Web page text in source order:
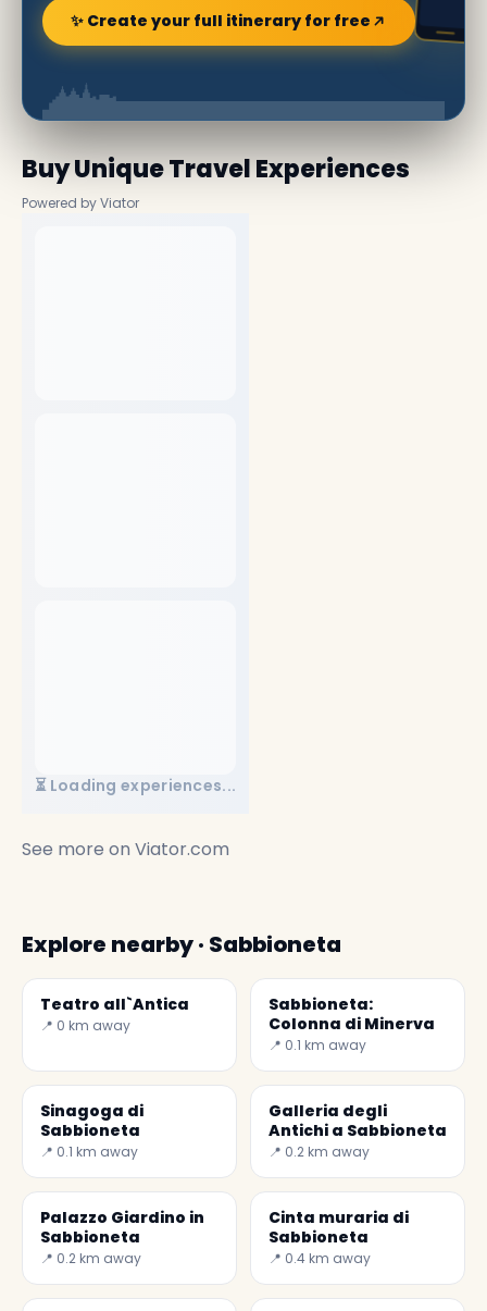
✨ Create your full itinerary for free
Buy Unique Travel Experiences
Powered by Viator
⏳ Loading experiences...
See more on Viator.com
Explore nearby · Sabbioneta
Teatro all`Antica
📍 0 km away
Sabbioneta:
Colonna di Minerva
📍 0.1 km away
Sinagoga di
Sabbioneta
📍 0.1 km away
Galleria degli
Antichi a Sabbioneta
📍 0.2 km away
Palazzo Giardino in
Sabbioneta
📍 0.2 km away
Cinta muraria di
Sabbioneta
📍 0.4 km away